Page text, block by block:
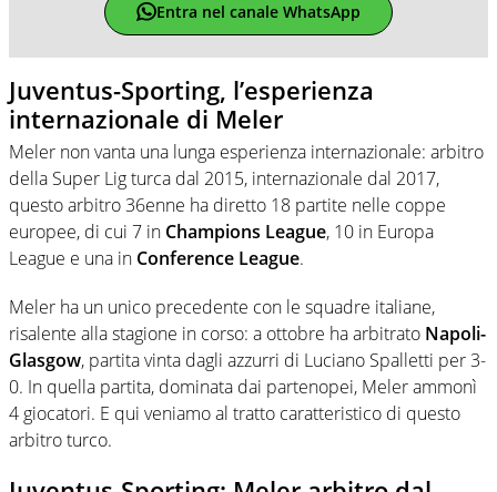
Entra nel canale WhatsApp
Juventus-Sporting, l’esperienza
internazionale di Meler
Meler non vanta una lunga esperienza internazionale: arbitro
della Super Lig turca dal 2015, internazionale dal 2017,
questo arbitro 36enne ha diretto 18 partite nelle coppe
europee, di cui 7 in Champions League, 10 in Europa
League e una in Conference League.
Meler ha un unico precedente con le squadre italiane,
risalente alla stagione in corso: a ottobre ha arbitrato Napoli-
Glasgow, partita vinta dagli azzurri di Luciano Spalletti per 3-
0. In quella partita, dominata dai partenopei, Meler ammonì
4 giocatori. E qui veniamo al tratto caratteristico di questo
arbitro turco.